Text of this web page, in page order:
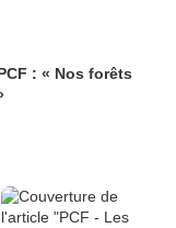
: « Nos forêts